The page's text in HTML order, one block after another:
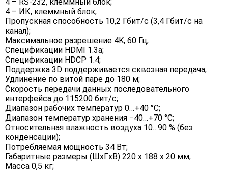
4 – RS-232, клеммный блок;
4 – ИК, клеммный блок;
Пропускная способность 10,2 Гбит/с (3,4 Гбит/с на
канал);
Максимальное разрешение 4K, 60 Гц;
Спецификации HDMI 1.3a;
Спецификации HDCP 1.4;
Поддержка 3D поддерживается сквозная передача;
Удлинение по витой паре до 180 м;
Скорость передачи данных последовательного
интерфейса до 115200 бит/с;
Диапазон рабочих температур 0…+40 °C;
Диапазон температур хранения −40…+70 °C;
Относительная влажность воздуха 10…90 % (без
конденсации);
Потребляемая мощность 34 Вт;
Габаритные размеры (ШxГxВ) 220 x 188 x 20 мм;
Масса 0,5 кг;